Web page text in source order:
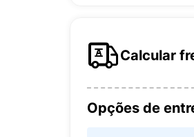
Calcular
Opções de